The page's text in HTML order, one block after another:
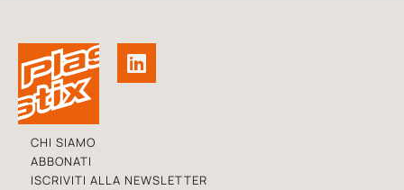
CHI SIAMO
ABBONATI
ISCRIVITI ALLA NEWSLETTER